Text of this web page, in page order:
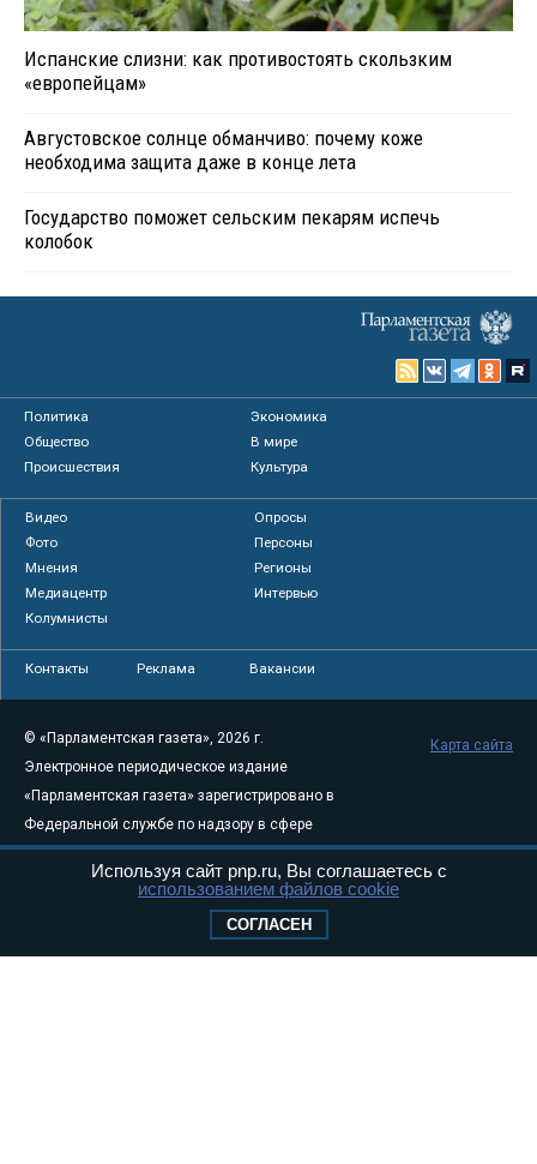
Испанские слизни: как противостоять скользким
«европейцам»
Августовское солнце обманчиво: почему коже
необходима защита даже в конце лета
Государство поможет сельским пекарям испечь
колобок
Политика
Экономика
Общество
В мире
Происшествия
Культура
Видео
Опросы
Фото
Персоны
Мнения
Регионы
Медиацентр
Интервью
Колумнисты
Контакты Реклама Вакансии
© «Парламентская газета», 2026 г.
Электронное периодическое издание
«Парламентская газета» зарегистрировано в
Федеральной службе по надзору в сфере
связи, информационных технологий и
массовых коммуникаций (Роскомнадзор) 05
Свидетельство о регистрации Эл № ФС77-
Карта сайта
Используя сайт pnp.ru, Вы соглашаетесь с
использованием файлов cookie
СОГЛАСЕН